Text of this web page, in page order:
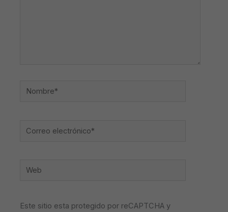
Nombre*
Correo
Web
Este sitio esta protegido por reCAPTCHA y